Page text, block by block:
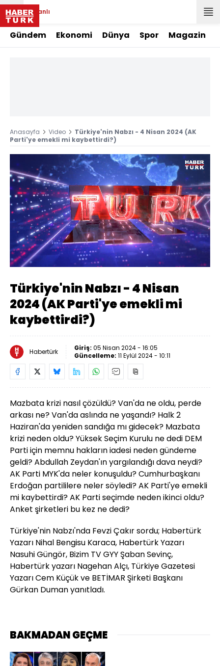
Canlı
Gündem Ekonomi Dünya Spor Magazin
Anasayfa Video
Türkiye'nin Nabzı - 4 Nisan 2024 (AK
Parti'ye emekli mi kaybettirdi?)
Sesi
Aç
Yüklendi:
0.31%
Oynatma
Hızı
Türkiye'nin Nabzı - 4 Nisan
2024 (AK Parti'ye emekli mi
kaybettirdi?)
Habertürk Giriş: 05 Nisan 2024 - 16:05
Güncelleme: 11 Eylül 2024 - 10:11
Mazbata krizi nasıl çözüldü? Van'da ne oldu, perde
arkası ne? Van'da aslında ne yaşandı? Halk 2
Haziran'da yeniden sandığa mı gidecek? Mazbata
krizi neden oldu? Yüksek Seçim Kurulu ne dedi DEM
Parti için memnu hakların iadesi neden gündeme
geldi? Abdullah Zeydan'ın yargılandığı dava neydi?
AK Parti MYK'da neler konuşuldu? Cumhurbaşkanı
Erdoğan partililere neler söyledi? AK Parti'ye emekli
mi kaybettirdi? AK Parti seçimde neden ikinci oldu?
Anket şirketleri bu kez ne dedi?
Türkiye'nin Nabzı'nda Fevzi Çakır sordu; Habertürk
Yazarı Nihal Bengisu Karaca, Habertürk Yazarı
Nasuhi Güngör, Bizim TV GYY Şaban Sevinç,
Habertürk yazarı Nagehan Alçı, Türkiye Gazetesi
Yazarı Cem Küçük ve BETİMAR Şirketi Başkanı
Gürkan Duman yanıtladı.
BAKMADAN GEÇME